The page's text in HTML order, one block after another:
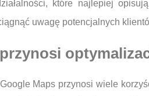
które najlepiej
uwagę potencjalnych
Maps przynosi wiele